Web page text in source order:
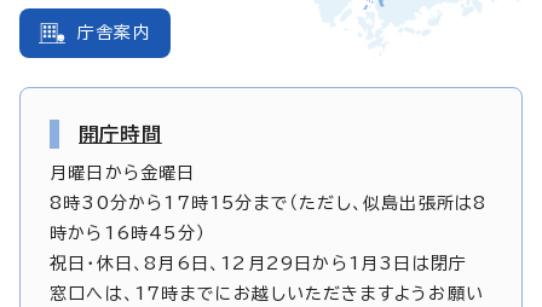
庁舎案内
開庁時間
月曜日から金曜日
8時30分から17時15分まで（ただし、似島出張所は8
時から16時45分）
祝日・休日、8月6日、12月29日から1月3日は閉庁
窓口へは、17時までにお越しいただきますようお願い